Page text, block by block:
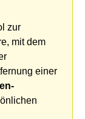
zur
mit dem
einer